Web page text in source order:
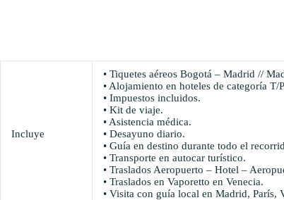
Incluye
• Tiquetes aéreos Bogotá – Madrid //
• Alojamiento en hoteles de categoría T/
• Impuestos incluidos.
• Kit de viaje.
• Asistencia médica.
• Desayuno diario.
• Guía en destino durante todo el
• Transporte en autocar turístico.
• Traslados Aeropuerto – Hotel –
• Traslados en Vaporetto en Venecia.
• Visita con guía local en Madrid, París,